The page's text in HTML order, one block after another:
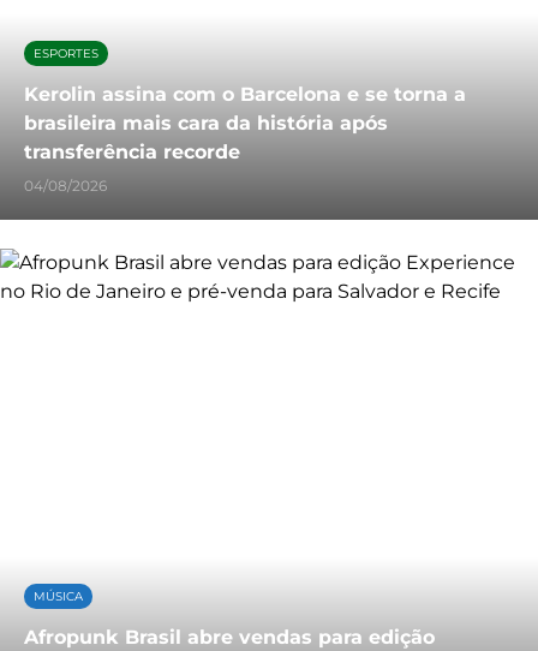
ESPORTES
Kerolin assina com o Barcelona e se torna a
brasileira mais cara da história após
transferência recorde
04/08/2026
MÚSICA
Afropunk Brasil abre vendas para edição